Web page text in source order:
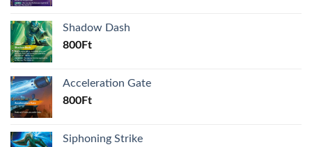
Shadow Dash
800Ft
Acceleration Gate
800Ft
Siphoning Strike